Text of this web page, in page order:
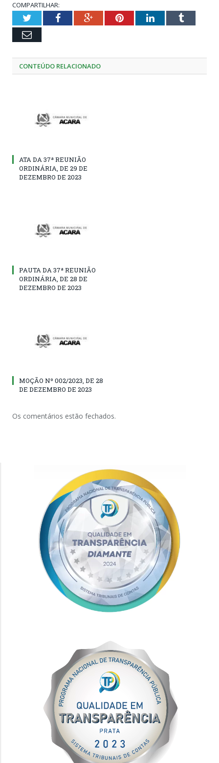
COMPARTILHAR:
TwitterFacebookGoogle+PinterestLinkedInTumblr
Email
CONTEÚDO RELACIONADO
ATA DA 37ª REUNIÃO
ORDINÁRIA, DE 29 DE
DEZEMBRO DE 2023
PAUTA DA 37ª REUNIÃO
ORDINÁRIA, DE 28 DE
DEZEMBRO DE 2023
MOÇÃO Nº 002/2023, DE 28
DE DEZEMBRO DE 2023
Os comentários estão fechados.